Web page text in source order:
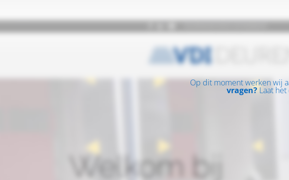
Op dit moment werken wij
vragen? Laat